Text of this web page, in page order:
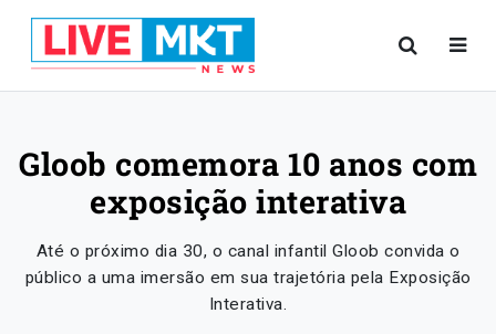
Gloob comemora 10 anos com
exposição interativa
Até o próximo dia 30, o canal infantil Gloob convida o
público a uma imersão em sua trajetória pela Exposição
Interativa.